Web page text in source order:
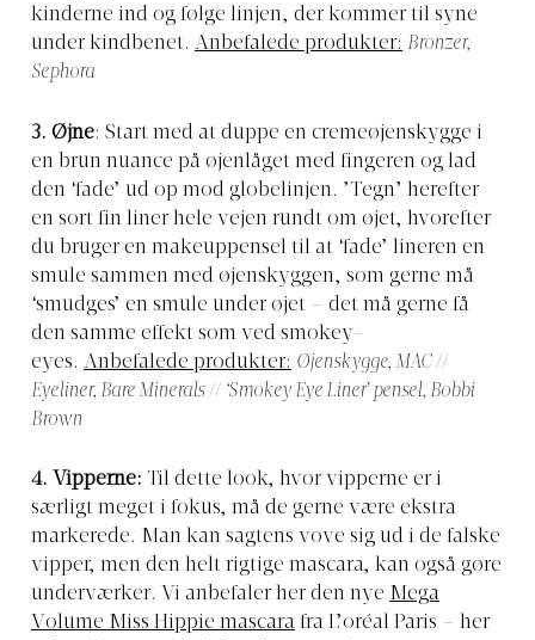
kinderne ind og følge linjen, der kommer til syne
under kindbenet. Anbefalede produkter: Bronzer,
Sephora
3. Øjne: Start med at duppe en cremeøjenskygge i
en brun nuance på øjenlåget med fingeren og lad
den ‘fade’ ud op mod globelinjen. ’Tegn’ herefter
en sort fin liner hele vejen rundt om øjet, hvorefter
du bruger en makeuppensel til at ‘fade’ lineren en
smule sammen med øjenskyggen, som gerne må
‘smudges’ en smule under øjet – det må gerne få
den samme effekt som ved smokey-
eyes. Anbefalede produkter: Øjenskygge, MAC //
Eyeliner, Bare Minerals // ‘Smokey Eye Liner’ pensel, Bobbi
Brown
4. Vipperne: Til dette look, hvor vipperne er i
særligt meget i fokus, må de gerne være ekstra
markerede. Man kan sagtens vove sig ud i de falske
vipper, men den helt rigtige mascara, kan også gøre
underværker. Vi anbefaler her den nye Mega
Volume Miss Hippie mascara fra L’oréal Paris – her